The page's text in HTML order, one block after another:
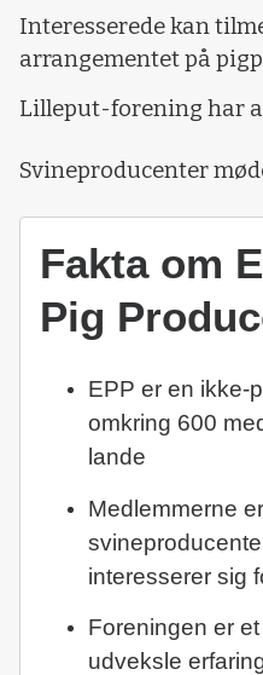
Interesserede kan
arrangementet på
Lilleput-forening har
Svineproducenter
Fakta om
Pig
EPP er en ikke-
omkring 600
lande
Medlemmerne
interesserer sig
Foreningen er
udveksle